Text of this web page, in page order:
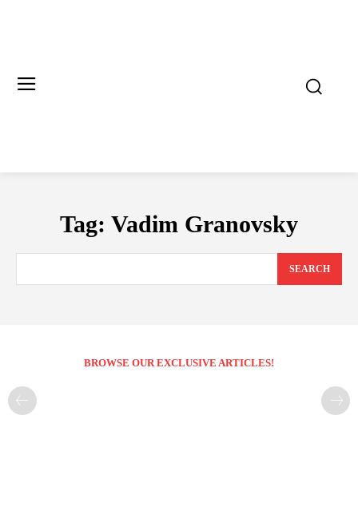
Tag: Vadim Granovsky
SEARCH
BROWSE OUR EXCLUSIVE ARTICLES!